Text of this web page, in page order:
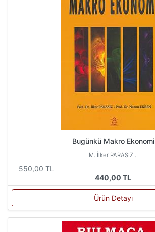
Bugünkü Makro Ekonomi
M. İlker PARASIZ...
550,00 TL
440,00 TL
Ürün Detayı